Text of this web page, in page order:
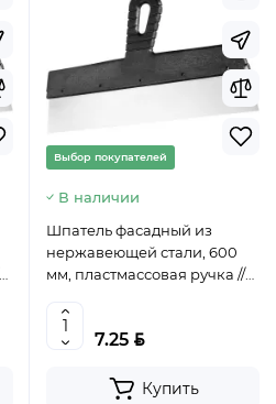
Выбор покупателей
В наличии
Шпатель фасадный из
нержавеющей стали, 600
мм, пластмассовая ручка //
7.25 BYN
Купить